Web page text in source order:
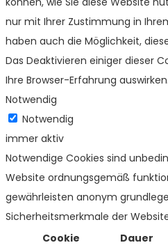
nur mit Ihrer Zustimmung in
haben auch die Möglichkeit,
Das Deaktivieren einiger dieser
Ihre Browser-Erfahrung auswirken.
Notwendig
Notwendig
immer aktiv
Notwendige Cookies sind
Website ordnungsgemäß
gewährleisten anonym
Sicherheitsmerkmale der
Cookie
Dauer